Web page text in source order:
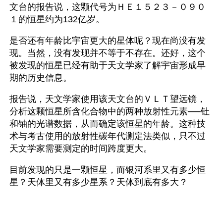
文台的报告说，这颗代号为ＨＥ１５２３－０９０
１的恒星约为132亿岁。
是否还有年龄比宇宙更大的星体呢？现在尚没有发
现。当然，没有发现并不等于不存在。还好，这个
被发现的恒星已经有助于天文学家了解宇宙形成早
期的历史信息。
报告说，天文学家使用该天文台的ＶＬＴ望远镜，
分析这颗恒星所含化合物中的两种放射性元素──钍
和铀的光谱数据，从而确定该恒星的年龄。这种技
术与考古使用的放射性碳年代测定法类似，只不过
天文学家需要测定的时间跨度更大。
目前发现的只是一颗恒星，而银河系里又有多少恒
星？天体里又有多少星系？天体到底有多大？